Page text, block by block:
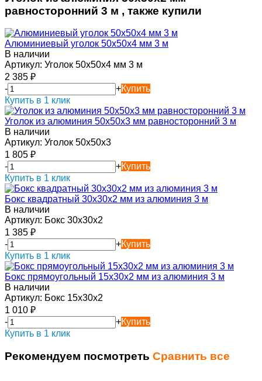
равносторонний 3 м , также купили
Алюминиевый уголок 50х50х4 мм 3 м
В наличии
Артикул: Уголок 50х50х4 мм 3 м
2 385 ₽
-
+Купить
Купить в 1 клик
Уголок из алюминия 50х50х3 мм равносторонний 3 м
В наличии
Артикул: Уголок 50х50х3
1 805 ₽
-
+Купить
Купить в 1 клик
Бокс квадратный 30х30х2 мм из алюминия 3 м
В наличии
Артикул: Бокс 30х30х2
1 385 ₽
-
+Купить
Купить в 1 клик
Бокс прямоугольный 15х30х2 мм из алюминия 3 м
В наличии
Артикул: Бокс 15х30х2
1 010 ₽
-
+Купить
Купить в 1 клик
Рекомендуем посмотреть Сравнить все